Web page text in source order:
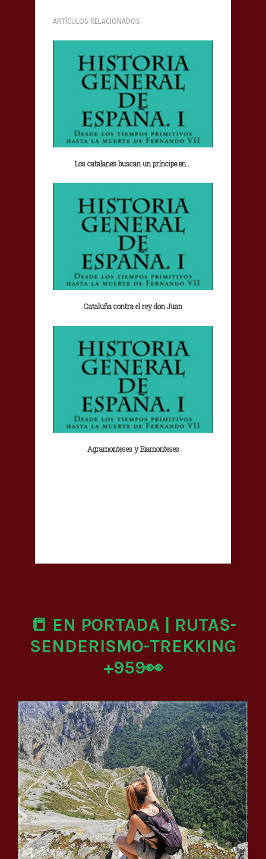
ARTÍCULOS RELACIONADOS
Los catalanes buscan un príncipe en...
Cataluña contra el rey don Juan
Agramonteses y Biamonteses
📒 EN PORTADA | RUTAS-
SENDERISMO-TREKKING
+959👀